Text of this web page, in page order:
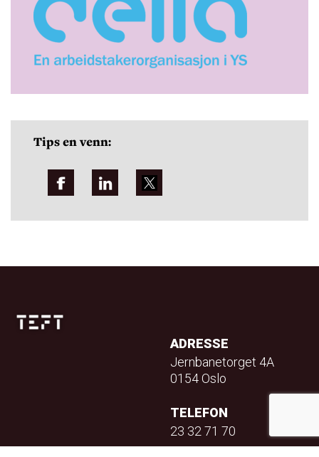
Tips en venn:
ADRESSE
Jernbanetorget 4A
0154 Oslo
TELEFON
23 32 71 70